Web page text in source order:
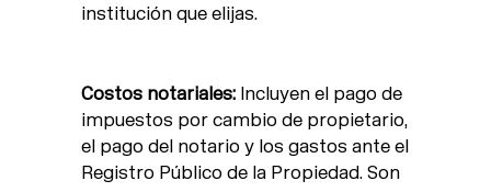
institución que elijas.
Costos notariales: Incluyen el pago de
impuestos por cambio de propietario,
el pago del notario y los gastos ante el
Registro Público de la Propiedad. Son